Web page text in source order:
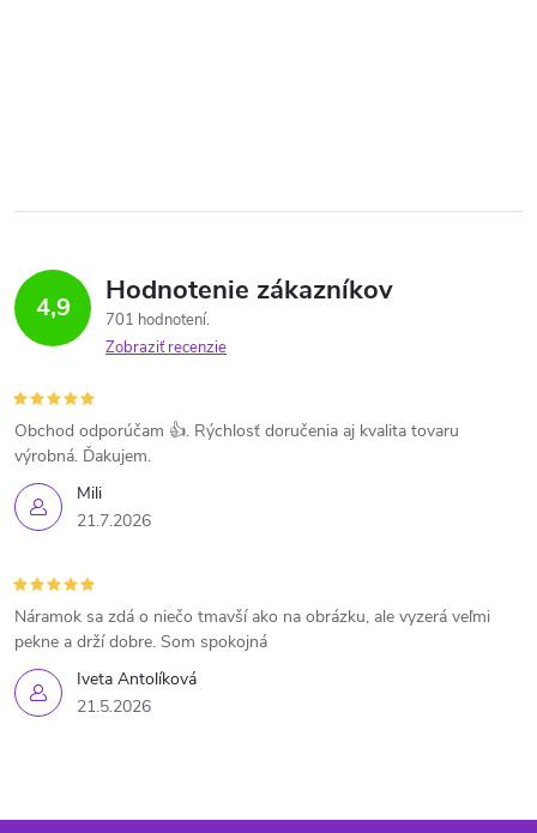
4,9 Hodnotenie zákazníkov
701 hodnotení
Zobraziť recenzie
Mili
21.7.2026
Obchod odporúčam 👍. Rýchlosť doručenia aj kvalita tovaru
výrobná. Ďakujem.
Iveta Antolíková
21.5.2026
Náramok sa zdá o niečo tmavší ako na obrázku, ale vyzerá veľmi
pekne a drží dobre. Som spokojná